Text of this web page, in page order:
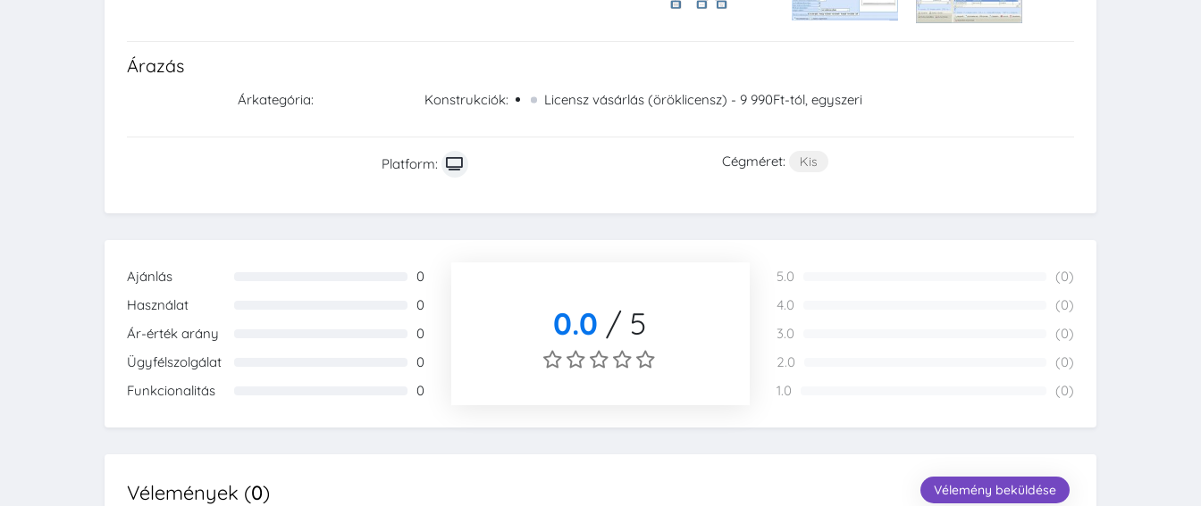
Árazás
Árkategória: Konstrukciók: Licensz vásárlás (öröklicensz) - 9 990Ft-tól, egyszeri
Platform: Cégméret: Kis
Ajánlás
0
Használat
0
Ár-érték arány
0
Ügyfélszolgálat
0
Funkcionalitás
0
0.0 / 5
5.0
(0)
4.0
(0)
3.0
(0)
2.0
(0)
1.0
(0)
Vélemények (0) Vélemény beküldése